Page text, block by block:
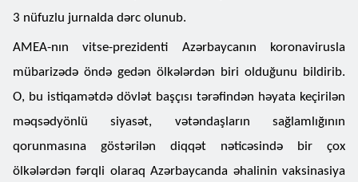
3 nüfuzlu jurnalda dərc olunub.
AMEA-nın vitse-prezidenti Azərbaycanın koronavirusla
mübarizədə öndə gedən ölkələrdən biri olduğunu bildirib.
O, bu istiqamətdə dövlət başçısı tərəfindən həyata keçirilən
məqsədyönlü siyasət, vətəndaşların sağlamlığının
qorunmasına göstərilən diqqət nəticəsində bir çox
ölkələrdən fərqli olaraq Azərbaycanda əhalinin vaksinasiya